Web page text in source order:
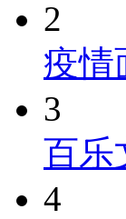
2
疫情
3
百乐
4